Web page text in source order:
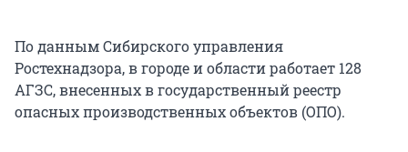
По данным Сибирского управления
Ростехнадзора, в городе и области работает 128
АГЗС, внесенных в государственный реестр
опасных производственных объектов (ОПО).